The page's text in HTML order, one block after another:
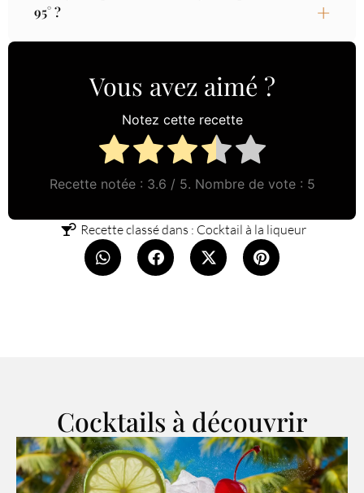
95° ?
Vous avez aimé ?
Notez cette recette
Recette notée : 3.6 / 5. Nombre de vote : 5
Recette classé dans : Cocktail à la liqueur
Cocktails à découvrir